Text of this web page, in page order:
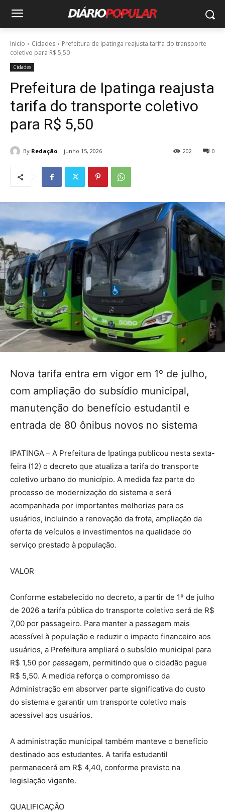
Início Cidades
Prefeitura de Ipatinga reajusta tarifa do transporte
coletivo para R$ 5,50
Cidades
Prefeitura de Ipatinga reajusta
tarifa do transporte coletivo
para R$ 5,50
By Redação junho 15, 2026 0
202
Nova tarifa entra em vigor em 1º de julho,
com ampliação do subsídio municipal,
manutenção do benefício estudantil e
entrada de 80 ônibus novos no sistema
IPATINGA – A Prefeitura de Ipatinga publicou nesta sexta-
feira (12) o decreto que atualiza a tarifa do transporte
coletivo urbano do município. A medida faz parte do
processo de modernização do sistema e será
acompanhada por importantes melhorias para os
usuários, incluindo a renovação da frota, ampliação da
oferta de veículos e investimentos na qualidade do
serviço prestado à população.
VALOR
Conforme estabelecido no decreto, a partir de 1º de julho
de 2026 a tarifa pública do transporte coletivo será de R$
7,00 por passageiro. Para manter a passagem mais
acessível à população e reduzir o impacto financeiro aos
usuários, a Prefeitura ampliará o subsídio municipal para
R$ 1,50 por passagem, permitindo que o cidadão pague
R$ 5,50. A medida reforça o compromisso da
Administração em absorver parte significativa do custo
do sistema e garantir um transporte coletivo mais
acessível aos usuários.
A administração municipal também manteve o benefício
destinado aos estudantes. A tarifa estudantil
permanecerá em R$ 4,40, conforme previsto na
legislação vigente.
QUALIFICAÇÃO